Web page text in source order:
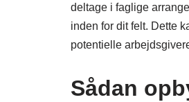
deltage i faglige
inden for dit felt. Dette
potentielle
Sådan